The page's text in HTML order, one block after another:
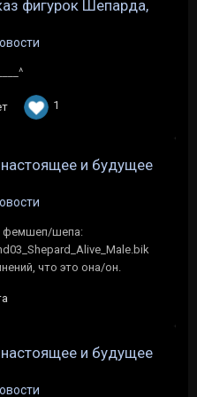
фигурок Шепарда,
1
и будущее
фемшеп/шепа:
что это она/он.
и будущее